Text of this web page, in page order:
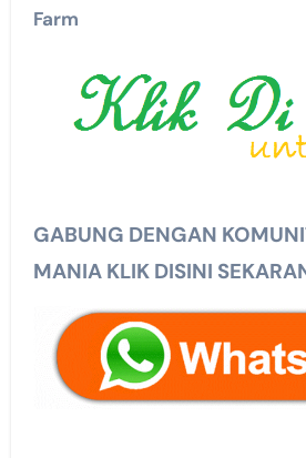
Farm
GABUNG DENGAN
MANIA KLIK DISINI